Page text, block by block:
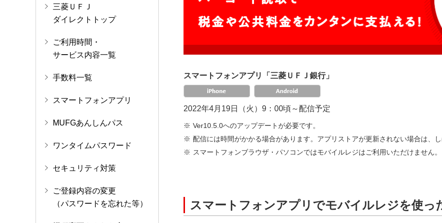
三菱ＵＦＪ
ダイレクトトップ
ご利用時間・
サービス内容一覧
手数料一覧
スマートフォンアプリ
MUFGあんしんパス
ワンタイムパスワード
セキュリティ対策
ご登録内容の変更
（パスワードを忘れた等）
スマートフォンアプリ「三菱ＵＦＪ銀行」
2022年4月19日（火）9：00頃～配信予定
Ver10.5.0へのアップデートが必要です。
配信には時間がかかる場合があります。アプリストアが更新されない場合は、
スマートフォンブラウザ・パソコンではモバイルレジはご利用いただけません。
スマートフォンアプリでモバイルレジを使っ